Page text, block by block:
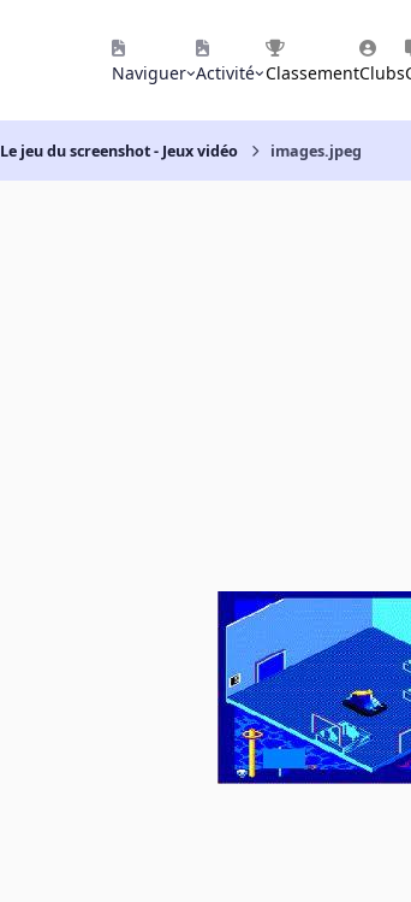
Naviguer Activité ClassementClubs
Le jeu du screenshot - Jeux vidéo images.jpeg